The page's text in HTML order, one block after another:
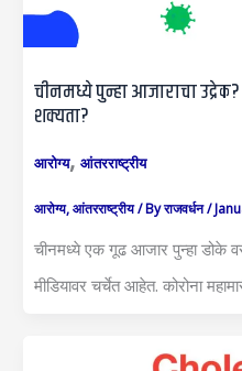
चीनमध्ये पुन्हा आजाराचा
शक्यता?
आरोग्य, आंतरराष्ट्रीय
आरोग्य,आंतरराष्ट्रीय/ Byराजवर्धन/
चीनमध्ये एक गूढ आजार पुन्हा डोके
मीडियावर चर्चेत आहेत. कोरोना